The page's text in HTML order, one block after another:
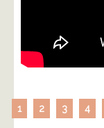
1 2 3 4